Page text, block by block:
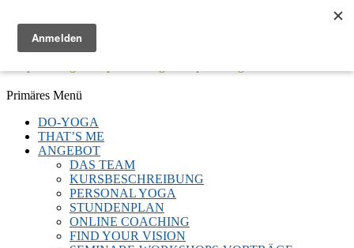
Menü
Facebook
Twitter
E-
LinkedIn
YouTube
Instagram
Primäres Menü
Zum
Inhalt
springen
DO-YOGA
THAT’S ME
ANGEBOT
DAS TEAM
KURSBESCHREIBUNG
PERSONAL YOGA
STUNDENPLAN
ONLINE COACHING
FIND YOUR VISION